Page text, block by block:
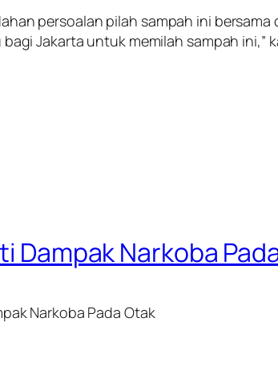
persoalan pilah sampah ini
Jakarta untuk memilah sampah ini,”
Dampak Narkoba
Narkoba Pada Otak